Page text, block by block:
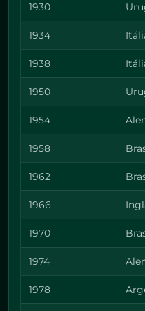
1930
1934
1938
1950
1954
1958
1962
1966
1970
1974
1978